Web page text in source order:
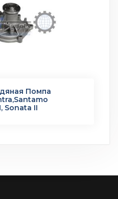
Помпа
Sonata II